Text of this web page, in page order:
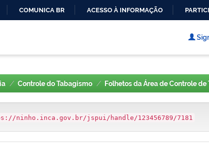
CONTEÚDO
COMUNICA BR ACESSO À INFORMAÇÃO
Controle do Tabagismo Folhetos da Área de Controle
ninho.inca.gov.br/jspui/handle/123456789/7181